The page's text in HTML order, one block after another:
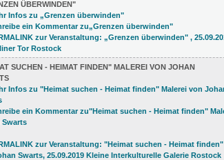
ÜBERWINDEN"
SUCHEN - HEIMAT FINDEN" MALEREI VON JOHAN